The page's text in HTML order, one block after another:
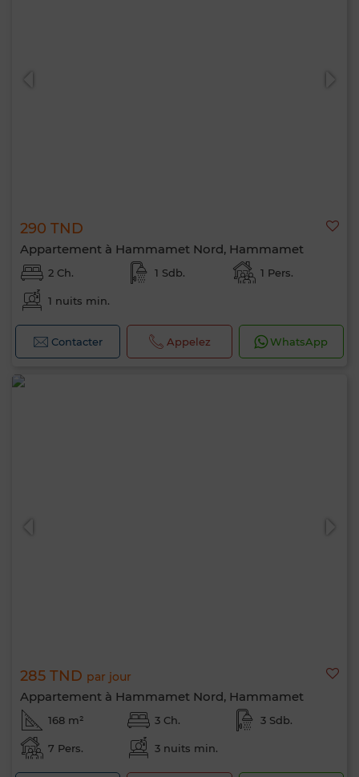
290 TND
Appartement à Hammamet Nord, Hammamet
2 Ch. 1 Sdb. 1 Pers.
1 nuits min.
Contacter Appelez WhatsApp
285 TND par jour
Appartement à Hammamet Nord, Hammamet
168 m² 3 Ch. 3 Sdb.
7 Pers. 3 nuits min.